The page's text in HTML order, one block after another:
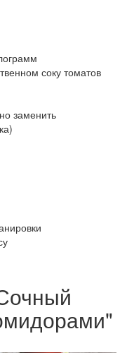
соку томатов
заменить